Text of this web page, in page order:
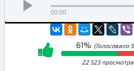
00:00
61% (Голосовало
22 523 просмотра